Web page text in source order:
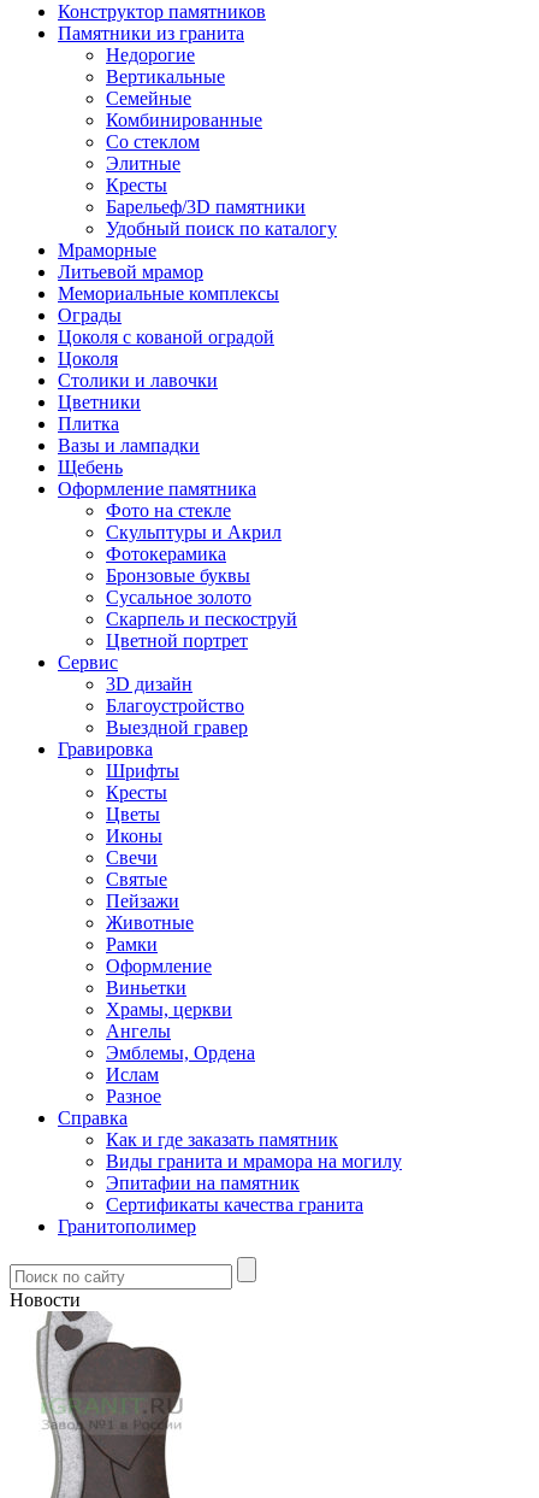
Конструктор памятников
Памятники из гранита
Недорогие
Вертикальные
Семейные
Комбинированные
Со стеклом
Элитные
Кресты
Барельеф/3D памятники
Удобный поиск по каталогу
Мраморные
Литьевой мрамор
Мемориальные комплексы
Ограды
Цоколя с кованой оградой
Цоколя
Столики и лавочки
Цветники
Плитка
Вазы и лампадки
Щебень
Оформление памятника
Фото на стекле
Скульптуры и Акрил
Фотокерамика
Бронзовые буквы
Сусальное золото
Скарпель и пескоструй
Цветной портрет
Сервис
3D дизайн
Благоустройство
Выездной гравер
Гравировка
Шрифты
Кресты
Цветы
Иконы
Свечи
Святые
Пейзажи
Животные
Рамки
Оформление
Виньетки
Храмы, церкви
Ангелы
Эмблемы, Ордена
Ислам
Разное
Справка
Как и где заказать памятник
Виды гранита и мрамора на могилу
Эпитафии на памятник
Сертификаты качества гранита
Гранитополимер
Новости